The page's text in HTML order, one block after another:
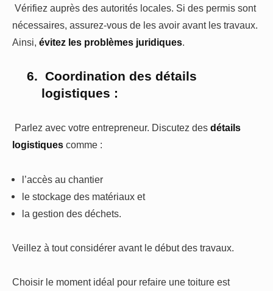
Vérifiez auprès des autorités locales. Si des permis sont
nécessaires, assurez-vous de les avoir avant les travaux.
Ainsi, évitez les problèmes juridiques
6. Coordination des détails
logistiques :
Parlez avec votre entrepreneur. Discutez des détails
logistiques comme :
l’accès au chantier
le stockage des matériaux et
la gestion des déchets.
Veillez à tout considérer avant le début des travaux.
Choisir le moment idéal pour refaire une toiture est